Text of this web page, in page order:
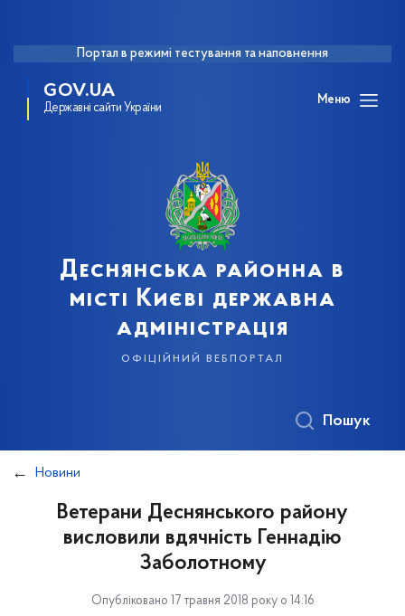
Портал в режимі тестування та наповнення
GOV.UA
Державні сайти України
Меню
Деснянська районна в
місті Києві державна
адміністрація
офіційний вебпортал
Пошук
Новини
Ветерани Деснянського району
висловили вдячність Геннадію
Заболотному
Опубліковано 17 травня 2018 року о 14:16